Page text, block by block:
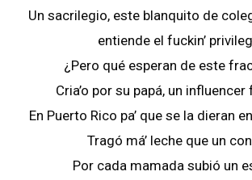
Un sacrilegio, este blanquito de
entiende el fuckin’
¿Pero qué esperan de este
Cria’o por su papá, un
En Puerto Rico pa’ que se la dieran
Tragó má’ leche que un
Por cada mamada subió un